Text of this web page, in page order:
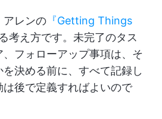
アレンの 『Getting Things
考え方です。未完了のタス
フォローアップ事項は、そ
決める前に、すべて記録し
は後で定義すればよいので